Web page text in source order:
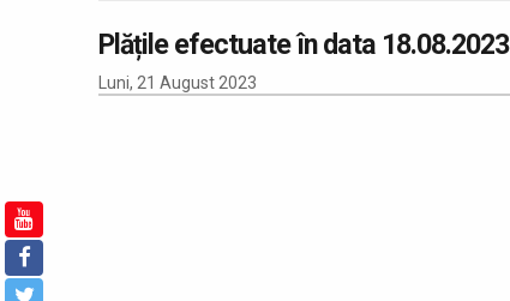
Plățile efectuate în data 18.08.2023
Luni, 21 August 2023